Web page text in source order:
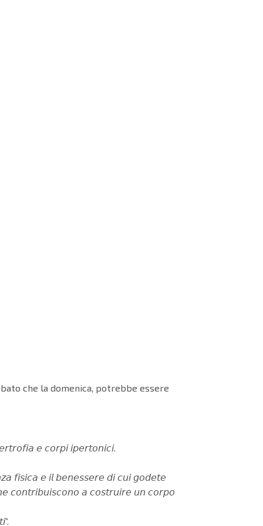
che la domenica, potrebbe essere
𝘦 𝘤𝘰𝘳𝘱𝘪 𝘪𝘱𝘦𝘳𝘵𝘰𝘯𝘪𝘤𝘪.
𝘧𝘪𝘴𝘪𝘤𝘢 𝘦 𝘪𝘭 𝘣𝘦𝘯𝘦𝘴𝘴𝘦𝘳𝘦 𝘥𝘪 𝘤𝘶𝘪 𝘨𝘰𝘥𝘦𝘵𝘦
𝘤𝘰𝘯𝘵𝘳𝘪𝘣𝘶𝘪𝘴𝘤𝘰𝘯𝘰 𝘢 𝘤𝘰𝘴𝘵𝘳𝘶𝘪𝘳𝘦 𝘶𝘯 𝘤𝘰𝘳𝘱𝘰